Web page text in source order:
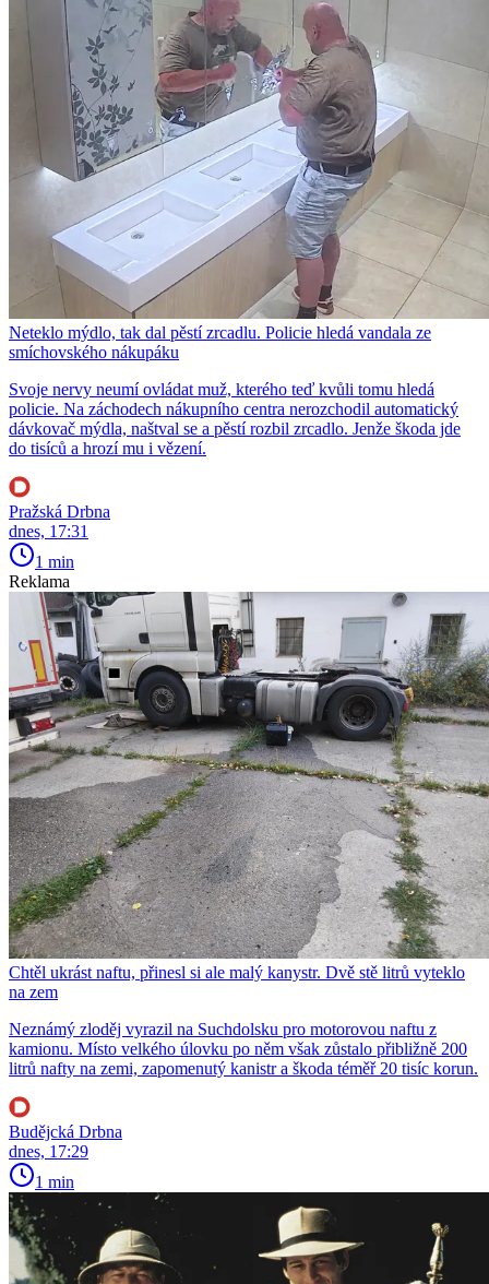
Neteklo mýdlo, tak dal pěstí zrcadlu. Policie hledá vandala ze
smíchovského nákupáku
Svoje nervy neumí ovládat muž, kterého teď kvůli tomu hledá
policie. Na záchodech nákupního centra nerozchodil automatický
dávkovač mýdla, naštval se a pěstí rozbil zrcadlo. Jenže škoda jde
do tisíců a hrozí mu i vězení.
Pražská Drbna
dnes, 17:31
1 min
Reklama
Chtěl ukrást naftu, přinesl si ale malý kanystr. Dvě stě litrů vyteklo
na zem
Neznámý zloděj vyrazil na Suchdolsku pro motorovou naftu z
kamionu. Místo velkého úlovku po něm však zůstalo přibližně 200
litrů nafty na zemi, zapomenutý kanistr a škoda téměř 20 tisíc korun.
Budějcká Drbna
dnes, 17:29
1 min